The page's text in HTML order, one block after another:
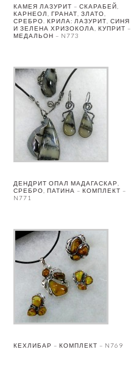
КАМЕЯ ЛАЗУРИТ – СКАРАБЕЙ,
КАРНЕОЛ, ГРАНАТ, ЗЛАТО,
СРЕБРО. КРИЛА: ЛАЗУРИТ, СИНЯ
И ЗЕЛЕНА ХРИЗОКОЛА, КУПРИТ –
МЕДАЛЬОН – N773
ДЕНДРИТ ОПАЛ МАДАГАСКАР,
СРЕБРО, ПАТИНА – КОМПЛЕКТ –
N771
КЕХЛИБАР – КОМПЛЕКТ – N769